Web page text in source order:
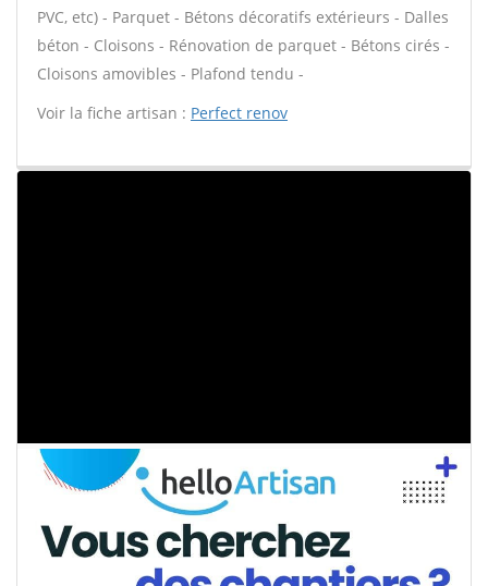
PVC, etc) - Parquet - Bétons décoratifs extérieurs - Dalles
béton - Cloisons - Rénovation de parquet - Bétons cirés -
Cloisons amovibles - Plafond tendu -
Voir la fiche artisan : Perfect renov